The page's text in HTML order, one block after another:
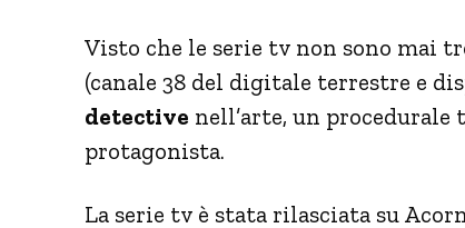
Visto che le serie tv non sono mai
(canale 38 del digitale terrestre e
detective nell’arte, un
protagonista.
La serie tv è stata rilasciata su